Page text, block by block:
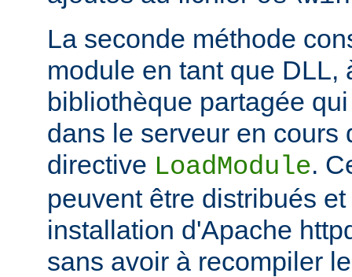
La seconde méthode
module en tant que DLL,
bibliothèque partagée
dans le serveur en cours
directive LoadModule.
peuvent être distribués
installation d'Apache
sans avoir à recompiler